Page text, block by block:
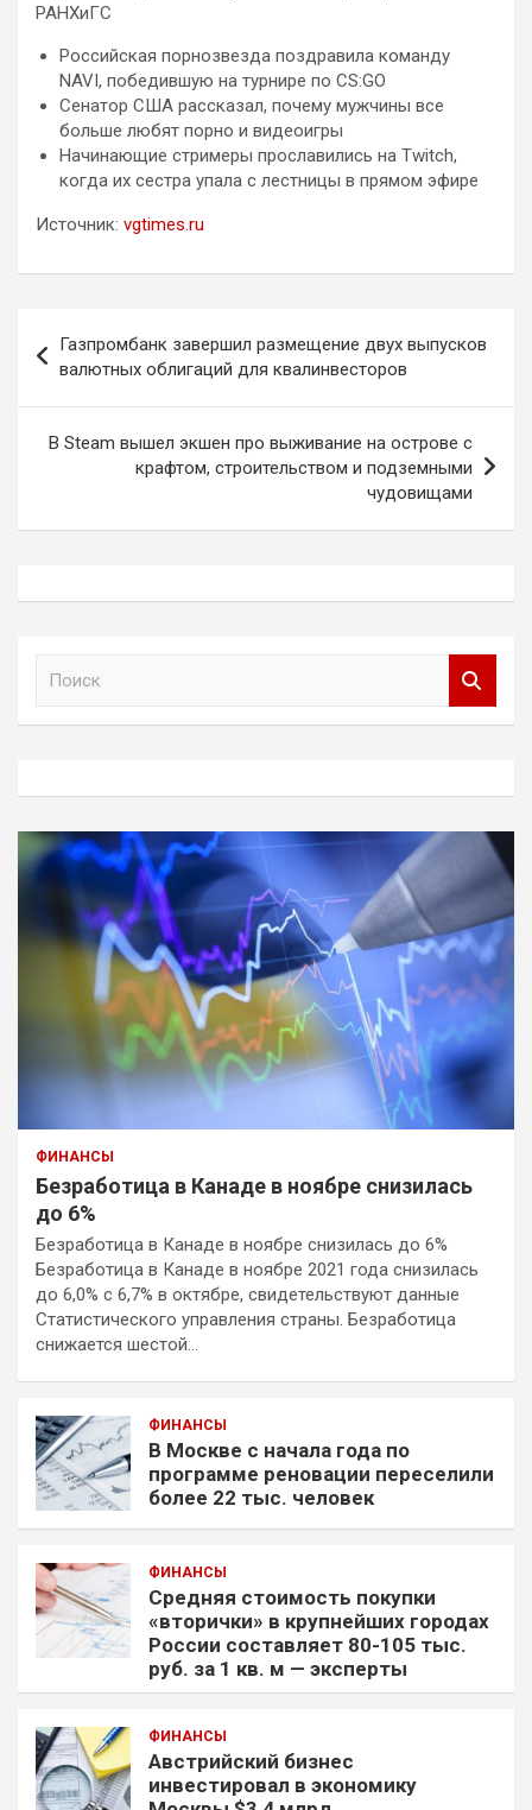
РАНХиГС
Российская порнозвезда поздравила команду
NAVI, победившую на турнире по CS:GO
Сенатор США рассказал, почему мужчины все
больше любят порно и видеоигры
Начинающие стримеры прославились на Twitch,
когда их сестра упала с лестницы в прямом эфире
Источник: vgtimes.ru
по
записям
Газпромбанк завершил размещение двух выпусков
валютных облигаций для квалинвесторов
В Steam вышел экшен про выживание на острове с
крафтом, строительством и подземными
чудовищами
ФИНАНСЫ
Безработица в Канаде в ноябре снизилась
до 6%
Безработица в Канаде в ноябре снизилась до 6%
Безработица в Канаде в ноябре 2021 года снизилась
до 6,0% с 6,7% в октябре, свидетельствуют данные
Статистического управления страны. Безработица
снижается шестой…
ФИНАНСЫ
В Москве с начала года по
программе реновации переселили
более 22 тыс. человек
ФИНАНСЫ
Средняя стоимость покупки
«вторички» в крупнейших городах
России составляет 80-105 тыс.
руб. за 1 кв. м — эксперты
ФИНАНСЫ
Австрийский бизнес
инвестировал в экономику